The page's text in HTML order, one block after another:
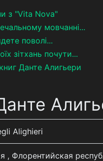
з "Vita Nova"
мовчанні...
поволі...
зітхань почути...
Данте Алигьери
Alighieri
, Флорентийская